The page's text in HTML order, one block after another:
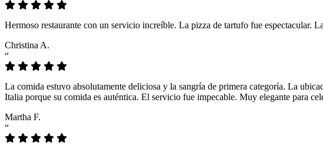
Hermoso restaurante con un servicio increíble. La pizza de tartufo fue espectacular.
Christina A.
“
La comida estuvo absolutamente deliciosa y la sangría de primera categoría. La
Italia porque su comida es auténtica. El servicio fue impecable. Muy elegante para
Martha F.
“